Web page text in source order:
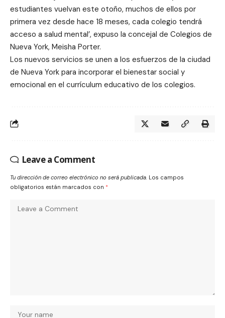
estudiantes vuelvan este otoño, muchos de ellos por
primera vez desde hace 18 meses, cada colegio tendrá
acceso a salud mental’, expuso la concejal de Colegios de
Nueva York, Meisha Porter.
Los nuevos servicios se unen a los esfuerzos de la ciudad
de Nueva York para incorporar el bienestar social y
emocional en el currículum educativo de los colegios.
Leave a Comment
Tu dirección de correo electrónico no será publicada. Los campos
obligatorios están marcados con *